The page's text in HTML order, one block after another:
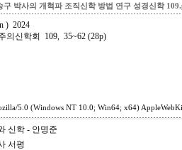
구 박사의 개혁파 조직신학 방법 연구 성경신학
) 2024
의신학회 109, 35~62 (28p)
5.0 (Windows NT 10.0; Win64; x64)
신학 - 안명준
서평